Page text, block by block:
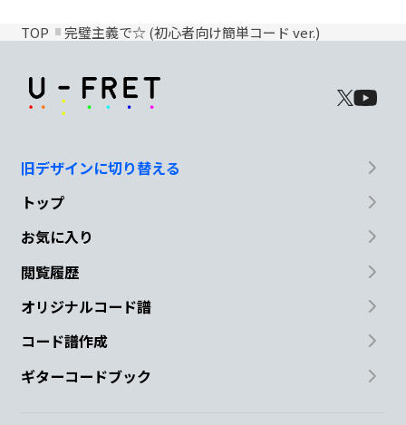
TOP 完璧主義で☆ (初心者向け簡単コード ver.)
旧デザインに切り替える
トップ
お気に入り
閲覧履歴
オリジナルコード譜
コード譜作成
ギターコードブック